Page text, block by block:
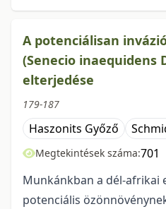
A potenciálisan
(Senecio inaequidens
elterjedése
179-187
Haszonits Győző
Megtekintések száma:701
Munkánkban a dél-afrikai
potenciális